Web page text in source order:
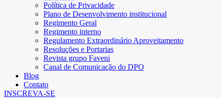
Política de Privacidade
Plano de Desenvolvimento institucional
Regimento Geral
Regimento interno
Regulamento Extraordinário Aproveitamento
Resoluções e Portarias
Revista grupo Faveni
Canal de Comunicação do DPO
Blog
Contato
INSCREVA-SE